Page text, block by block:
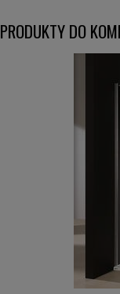
PRODUKTY DO